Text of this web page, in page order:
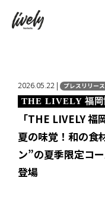
2026.05.22 | プレスリリース
THE LIVELY 福岡
「THE LIVELY
夏の味覚！和の食
ン”の夏季限定コ
登場